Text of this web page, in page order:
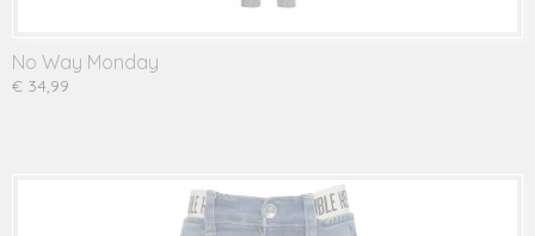
No Way Monday
€ 34,99